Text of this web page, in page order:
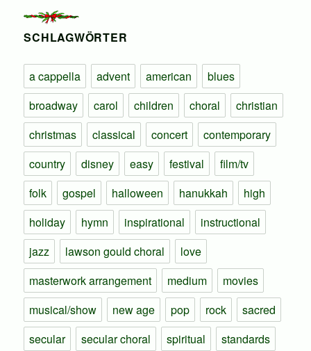
SCHLAGWÖRTER
a cappella advent american
blues
broadway
carol children choral
christian
christmas
classical concert
contemporary
country
disney easy festival
film/tv
folk
gospel halloween hanukkah
high
holiday
hymn inspirational
instructional
jazz
lawson gould choral
love
masterwork arrangement
medium
movies
musical/show
new age pop rock
sacred
secular
secular choral spiritual
standards